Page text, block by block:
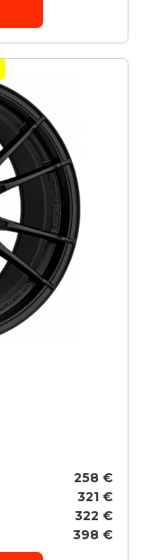
258 €
321 €
322 €
398 €